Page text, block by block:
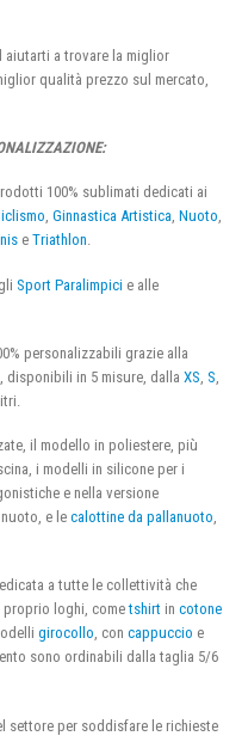
aiutarti a trovare la miglior
qualità prezzo sul mercato,
100% sublimati dedicati ai
, Ginnastica Artistica, Nuoto,
e Triathlon.
Sport Paralimpici e alle
personalizzabili grazie alla
, disponibili in 5 misure, dalla XS S
litri.
il modello in poliestere, più
i modelli in silicone per i
e nella versione
e le calottine da pallanuoto,
a tutte le collettività che
proprio loghi, cometshirt in cotone
girocollo, con cappuccio e
sono ordinabili dalla taglia 5/6
settore per soddisfare le richieste